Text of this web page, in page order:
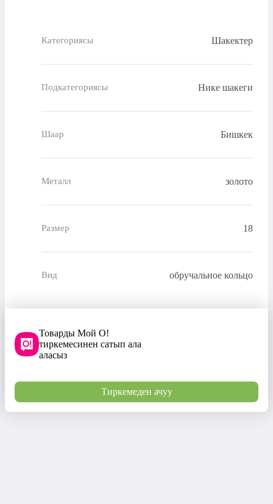
Категориясы Шакектер
Подкатегориясы Нике шакеги
Шаар Бишкек
Металл золото
Размер 18
Вид обручальное кольцо
Товарды Мой О!
тиркемесинен сатып ала
аласыз
Тиркемеден ачуу